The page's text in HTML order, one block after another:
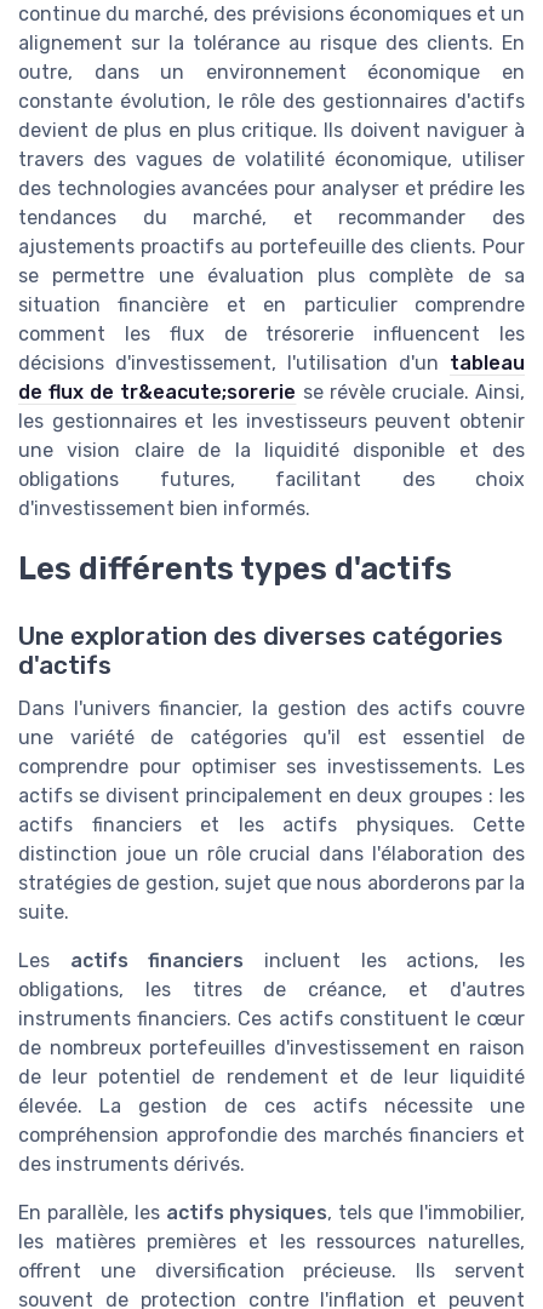
continue du marché, des prévisions économiques et un
alignement sur la tolérance au risque des clients. En
outre, dans un environnement économique en
constante évolution, le rôle des gestionnaires d'actifs
devient de plus en plus critique. Ils doivent naviguer à
travers des vagues de volatilité économique, utiliser
des technologies avancées pour analyser et prédire les
tendances du marché, et recommander des
ajustements proactifs au portefeuille des clients. Pour
se permettre une évaluation plus complète de sa
situation financière et en particulier comprendre
comment les flux de trésorerie influencent les
décisions d'investissement, l'utilisation d'un tableau
de flux de tr&eacute;sorerie se révèle cruciale. Ainsi,
les gestionnaires et les investisseurs peuvent obtenir
une vision claire de la liquidité disponible et des
obligations futures, facilitant des choix
d'investissement bien informés.
Les différents types d'actifs
Une exploration des diverses catégories
d'actifs
Dans l'univers financier, la gestion des actifs couvre
une variété de catégories qu'il est essentiel de
comprendre pour optimiser ses investissements. Les
actifs se divisent principalement en deux groupes : les
actifs financiers et les actifs physiques. Cette
distinction joue un rôle crucial dans l'élaboration des
stratégies de gestion, sujet que nous aborderons par la
suite.
Les actifs financiers incluent les actions, les
obligations, les titres de créance, et d'autres
instruments financiers. Ces actifs constituent le cœur
de nombreux portefeuilles d'investissement en raison
de leur potentiel de rendement et de leur liquidité
élevée. La gestion de ces actifs nécessite une
compréhension approfondie des marchés financiers et
des instruments dérivés.
En parallèle, les actifs physiques, tels que l'immobilier,
les matières premières et les ressources naturelles,
offrent une diversification précieuse. Ils servent
souvent de protection contre l'inflation et peuvent